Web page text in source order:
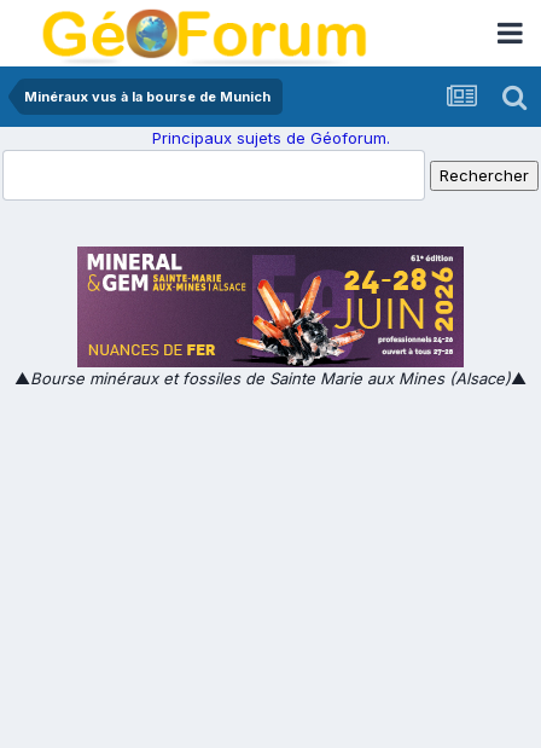
Minéraux vus à la bourse de Munich
Principaux sujets de Géoforum.
▲Bourse minéraux et fossiles de Sainte Marie aux Mines (Alsace)▲